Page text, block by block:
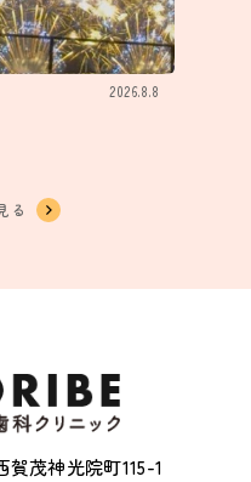
2026.8.8
る
賀茂神光院町115-1